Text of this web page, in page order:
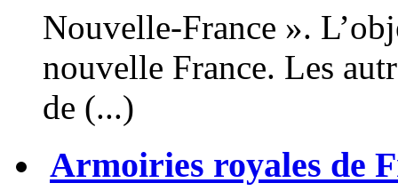
Nouvelle-France ».
nouvelle France. Les
de (...)
Armoiries royales de